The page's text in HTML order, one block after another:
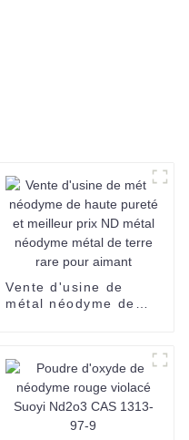
Vente d'usine de
métal néodyme de
métal néodyme métal
de terre rare pour
aimant